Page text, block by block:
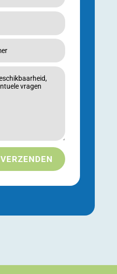
VERZENDEN